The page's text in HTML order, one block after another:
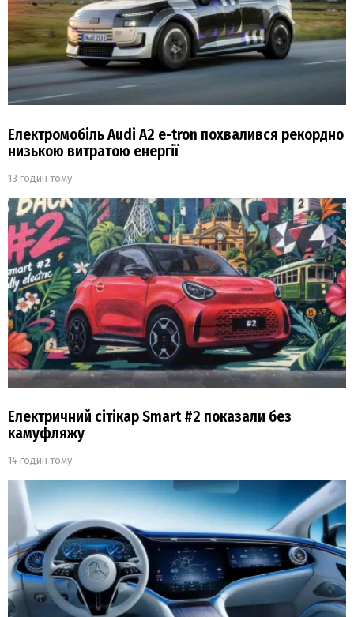
Електромобіль Audi A2 e-tron похвалився рекордно
низькою витратою енергії
13 годин тому
Електричний сітікар Smart #2 показали без
камуфляжу
14 годин тому